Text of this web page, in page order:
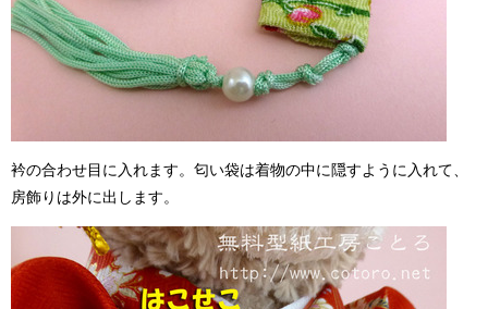
衿の合わせ目に入れます。匂い袋は着物の中に隠すように入れて、
房飾りは外に出します。